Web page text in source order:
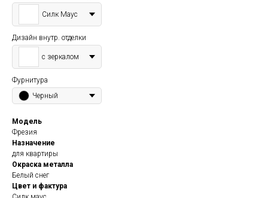
Силк Маус
Дизайн внутр. отделки
с зеркалом
Фурнитура
Черный
Модель
Фрезия
Назначение
для квартиры
Окраска металла
Белый снег
Цвет и фактура